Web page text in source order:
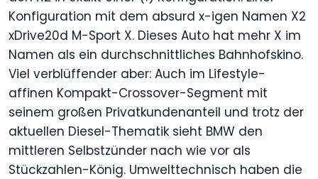
Konfiguration mit dem absurd x-igen Namen X2
xDrive20d M-Sport X. Dieses Auto hat mehr X im
Namen als ein durchschnittliches Bahnhofskino.
Viel verblüffender aber: Auch im Lifestyle-
affinen Kompakt-Crossover-Segment mit
seinem großen Privatkundenanteil und trotz der
aktuellen Diesel-Thematik sieht BMW den
mittleren Selbstzünder nach wie vor als
Stückzahlen-König. Umwelttechnisch haben die